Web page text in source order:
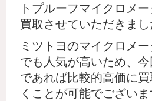
トプルーフマイクロメ
買取させていただきまし
ミツトヨのマイクロメ
でも人気が高いため、
であれば比較的高価に
くことが可能でございま